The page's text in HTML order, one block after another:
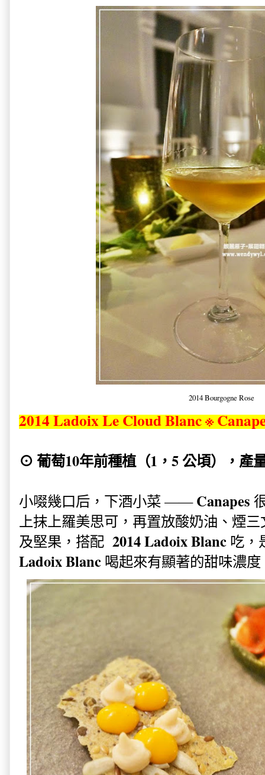
2014 Bourgogne Rose
2014 Ladoix Le Cloud Blanc ※
⊙ 葡萄10年前種植（1，5 公頃），產
小啜幾口后，下酒小菜 ——Canapes
上抹上羅美思可，再置放酸奶油、煙
及堅果，搭配 2014 Ladoix Blanc 吃，
Ladoix Blanc 喝起來有顯著的甜味濃